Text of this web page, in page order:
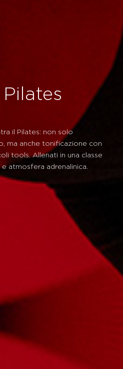
il Pilates: non solo
ma anche tonificazione con
tools. Allenati in una classe
atmosfera adrenalinica.